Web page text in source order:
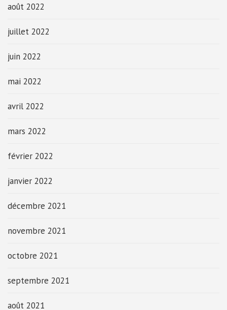
août 2022
juillet 2022
juin 2022
mai 2022
avril 2022
mars 2022
février 2022
janvier 2022
décembre 2021
novembre 2021
octobre 2021
septembre 2021
août 2021